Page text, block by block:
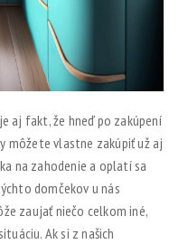
aj fakt, že hneď po zakúpení
môžete vlastne zakúpiť už aj
na zahodenie a oplatí sa
domčekov u nás
zaujať niečo celkom iné,
Ak si z našich